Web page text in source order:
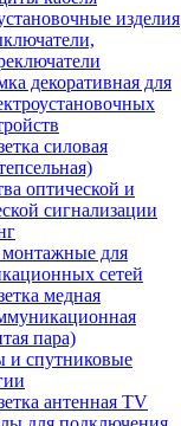
изделия
декоративная для
силовая
оптической и
сигнализации
для
сетей
медная
пара)
и спутниковые
антенная TV